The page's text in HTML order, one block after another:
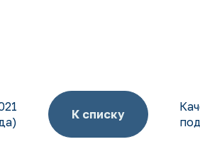
К списку